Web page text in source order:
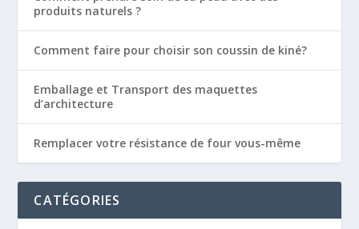
produits naturels ?
Comment faire pour choisir son coussin de kiné?
Emballage et Transport des maquettes
d’architecture
Remplacer votre résistance de four vous-même
CATÉGORIES